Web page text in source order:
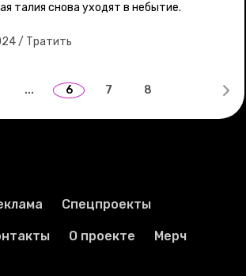
талия снова уходят в небытие.
/ Тратить
... 6 7 8
Спецпроекты
О проекте Мерч